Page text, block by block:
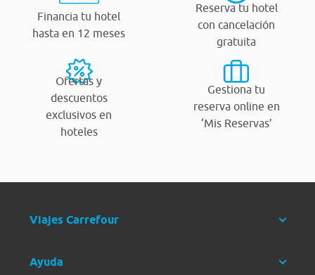
Financia tu hotel
hasta en 12 meses
Reserva tu hotel
con cancelación
gratuita
Ofertas y
descuentos
exclusivos en
hoteles
Gestiona tu
reserva online en
‘Mis Reservas’
Viajes Carrefour
Ayuda